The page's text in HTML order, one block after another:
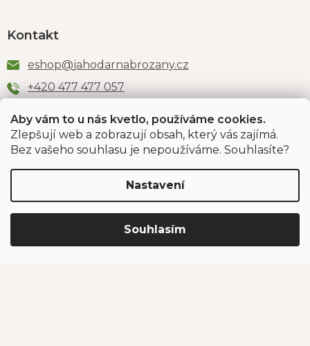
Aby vám to u nás kvetlo, používáme cookies.
Zlepšují web a zobrazují obsah, který vás zajímá.
Bez vašeho souhlasu je nepoužíváme. Souhlasíte?
Nastavení
Souhlasím
Kontakt
eshop@jahodarnabrozany.cz
+420 477 477 057
Odběr newsletteru
PŘIHLÁSIT SE